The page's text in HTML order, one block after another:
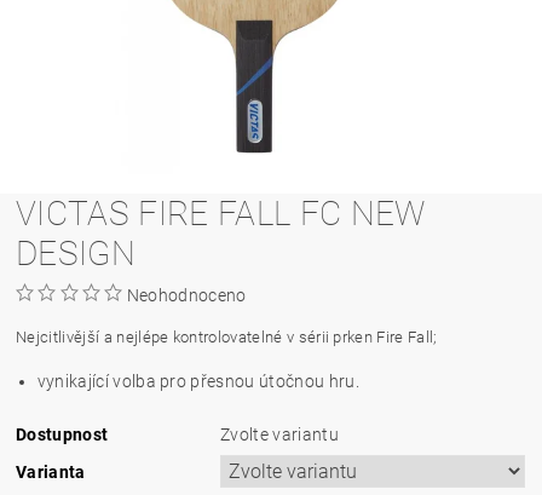
VICTAS FIRE FALL FC NEW
DESIGN
Neohodnoceno
Nejcitlivější a nejlépe kontrolovatelné v sérii prken Fire Fall;
vynikající volba pro přesnou útočnou hru.
Dostupnost
Zvolte variantu
Varianta